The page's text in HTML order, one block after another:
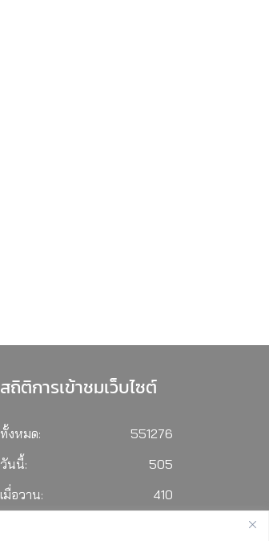
สถิติการเข้าชมเว็บไซต์
551276
ทั้งหมด:
505
วันนี้:
410
เมื่อวาน: